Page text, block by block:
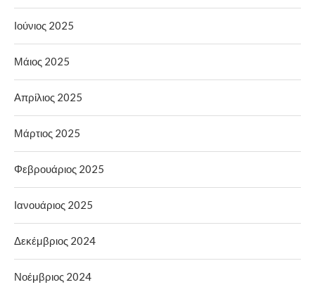
Ιούνιος 2025
Μάιος 2025
Απρίλιος 2025
Μάρτιος 2025
Φεβρουάριος 2025
Ιανουάριος 2025
Δεκέμβριος 2024
Νοέμβριος 2024